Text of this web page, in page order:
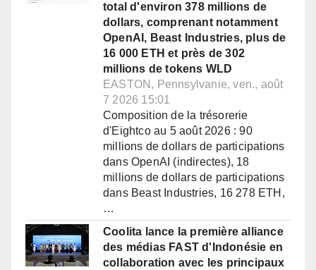
total d'environ 378 millions de
dollars, comprenant notamment
OpenAI, Beast Industries, plus de
16 000 ETH et près de 302
millions de tokens WLD
EASTON, Pennsylvanie, ven., août
7 2026 15:01
Composition de la trésorerie
d'Eightco au 5 août 2026 : 90
millions de dollars de participations
dans OpenAI (indirectes), 18
millions de dollars de participations
dans Beast Industries, 16 278 ETH,
…
Coolita lance la première alliance
des médias FAST d'Indonésie en
collaboration avec les principaux